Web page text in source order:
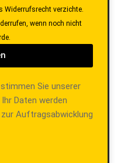
Widerrufsrecht verzichte.
wenn noch nicht
Sie unserer
Ihr Daten werden
Auftragsabwicklung